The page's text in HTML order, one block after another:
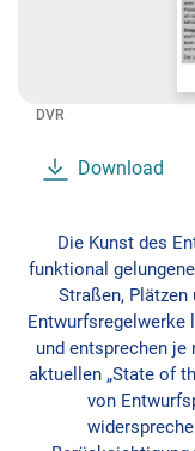
DVR
Download
Die Kunst des
funktional
Straßen, Plätzen
Entwurfsregelwerke
und entsprechen je
aktuellen „State of
von